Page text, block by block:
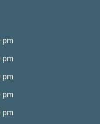
pm
pm
pm
pm
pm